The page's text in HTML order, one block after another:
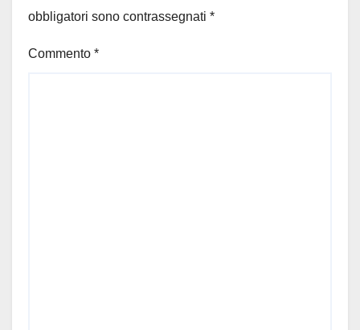
obbligatori sono contrassegnati *
Commento *